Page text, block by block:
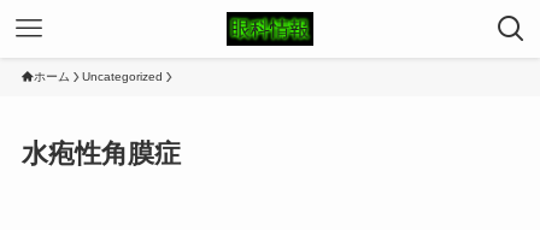
ホーム Uncategorized
水疱性角膜症